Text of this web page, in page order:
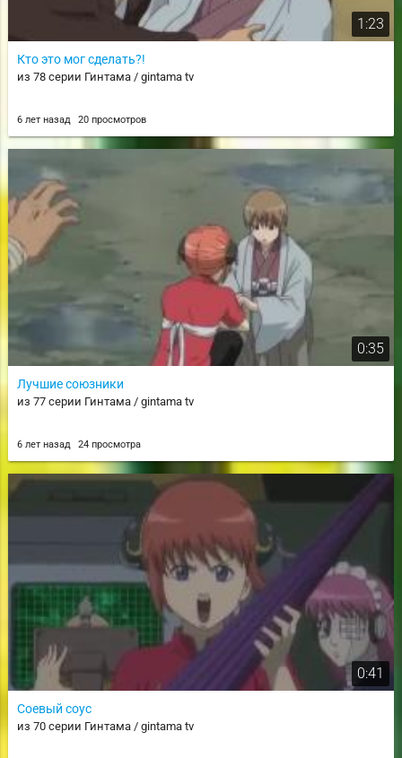
1:23
Кто это мог сделать?!
из 78 серии Гинтама / gintama tv
6 лет назад 20 просмотров
0:35
Лучшие союзники
из 77 серии Гинтама / gintama tv
6 лет назад 24 просмотра
0:41
Соевый соус
из 70 серии Гинтама / gintama tv